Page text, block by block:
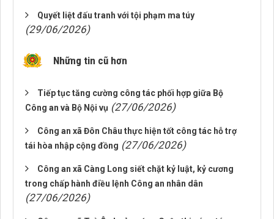
Quyết liệt đấu tranh với tội phạm ma túy
(29/06/2026)
Những tin cũ hơn
Tiếp tục tăng cường công tác phối hợp giữa Bộ
Công an và Bộ Nội vụ (27/06/2026)
Công an xã Đôn Châu thực hiện tốt công tác hỗ trợ
tái hòa nhập cộng đồng (27/06/2026)
Công an xã Càng Long siết chặt kỷ luật, kỷ cương
trong chấp hành điều lệnh Công an nhân dân
(27/06/2026)